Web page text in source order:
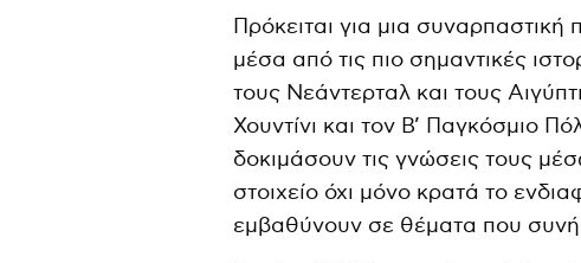
Πρόκειται για μια συναρπαστική
μέσα από τις πιο σημαντικές
τους Νεάντερταλ και τους
Χουντίνι και τον Β’ Παγκόσμιο
δοκιμάσουν τις γνώσεις τους
στοιχείο όχι μόνο κρατά το
εμβαθύνουν σε θέματα που